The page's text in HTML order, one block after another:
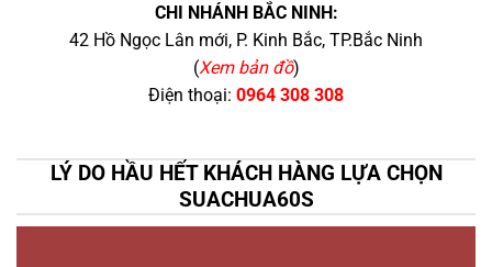
CHI NHÁNH BẮC NINH:
42 Hồ Ngọc Lân mới, P. Kinh Bắc, TP.Bắc Ninh
(Xem bản đồ)
Điện thoại: 0964 308 308
LÝ DO HẦU HẾT KHÁCH HÀNG LỰA CHỌN
SUACHUA60S